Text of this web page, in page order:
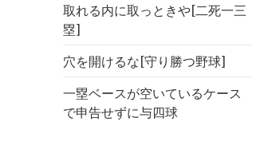
取れる内に取っときや[二死一三
塁]
穴を開けるな[守り勝つ野球]
一塁ベースが空いているケース
で申告せずに与四球